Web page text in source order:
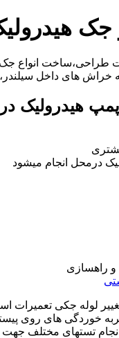
جک
طراحی،ساخت انواع
سیلندر،خرابی راد،تعویض و
هیدرولیک
درمحل انجام میشود
راهسازی
لوله جکی
خوردگی های روی
تستهای مختلف